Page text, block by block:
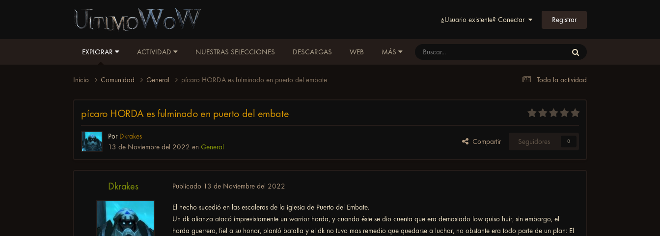
¿Usuario existente? Conectar Registrar
EXPLORAR ACTIVIDAD NUESTRAS SELECCIONES DESCARGAS WEB MÁS
Toda la actividad
Inicio Comunidad General pícaro HORDA es fulminado en puerto del embate
pícaro HORDA es fulminado en puerto del embate
Por Dkrakes
13 de Noviembre del 2022 en General
Compartir Seguidores 0
Dkrakes Publicado 13 de Noviembre del 2022
El hecho sucedió en las escaleras de la iglesia de Puerto del Embate.
Un dk alianza atacó imprevistamente un warrior horda, y cuando éste se dio cuenta que era demasiado low quiso huir, sin embargo, el
horda guerrero, fiel a su honor, plantó batalla y el dk no tuvo mas remedio que quedarse a luchar, no obstante era todo parte de un plan: El